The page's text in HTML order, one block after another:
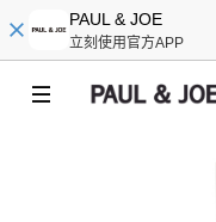
PAUL & JOE
立刻使用官方APP